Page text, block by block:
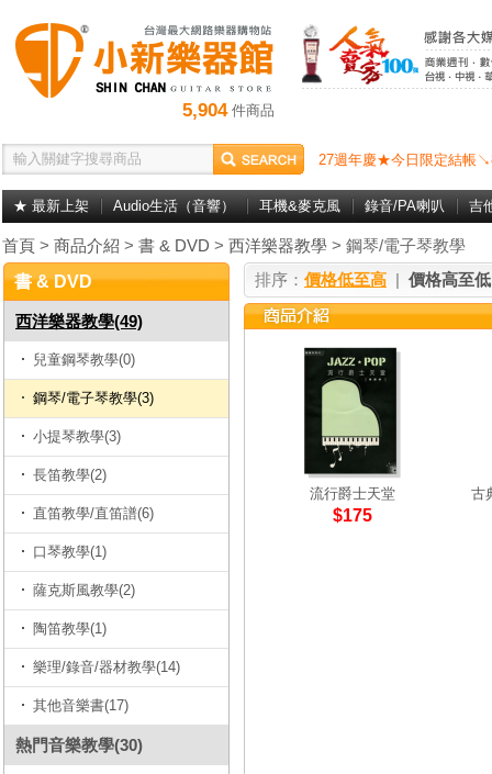
5,904件商品
27週年慶★今日限定結帳
★ 最新上架 Audio生活（音響） 耳機&麥克風 錄音/PA喇叭 吉
首頁 > 商品介紹 > 書 & DVD > 西洋樂器教學 > 鋼琴/電子琴教學
書 & DVD
西洋樂器教學(49)
兒童鋼琴教學(0)
鋼琴/電子琴教學(3)
小提琴教學(3)
長笛教學(2)
直笛教學/直笛譜(6)
口琴教學(1)
薩克斯風教學(2)
陶笛教學(1)
樂理/錄音/器材教學(14)
其他音樂書(17)
熱門音樂教學(30)
排序： 價格低至高 | 價格高至低
流行爵士天堂
$175
古